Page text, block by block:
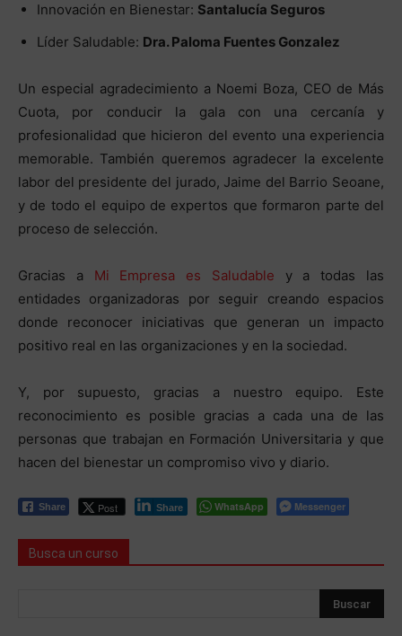
Innovación en Bienestar: Santalucía Seguros
Líder Saludable: Dra. Paloma Fuentes Gonzalez
Un especial agradecimiento a Noemi Boza, CEO de Más
Cuota, por conducir la gala con una cercanía y
profesionalidad que hicieron del evento una experiencia
memorable. También queremos agradecer la excelente
labor del presidente del jurado, Jaime del Barrio Seoane,
y de todo el equipo de expertos que formaron parte del
proceso de selección.
Gracias a Mi Empresa es Saludable y a todas las
entidades organizadoras por seguir creando espacios
donde reconocer iniciativas que generan un impacto
positivo real en las organizaciones y en la sociedad.
Y, por supuesto, gracias a nuestro equipo. Este
reconocimiento es posible gracias a cada una de las
personas que trabajan en Formación Universitaria y que
hacen del bienestar un compromiso vivo y diario.
Share Post Share WhatsApp Messenger
Busca un curso